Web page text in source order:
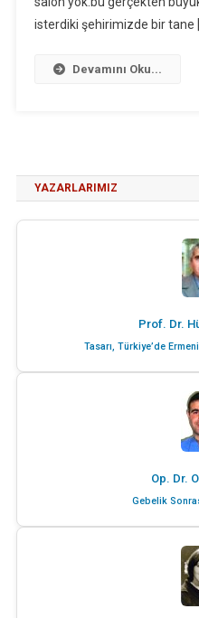
isterdiki şehirimizde bir tane
Devamını Oku...
YAZARLARIMIZ
Prof. Dr.
Tasarı, Türkiye’de
Op. Dr.
Gebelik